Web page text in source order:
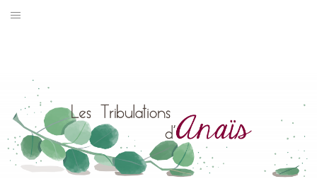
Aller
CATÉGORIES
VOYAGE
MON DRESSING